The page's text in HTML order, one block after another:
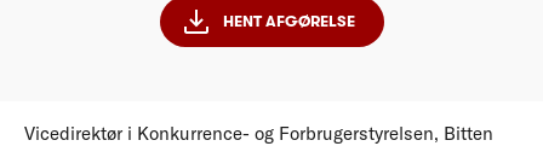
HENT AFGØRELSE
Vicedirektør i Konkurrence- og Forbrugerstyrelsen, Bitten